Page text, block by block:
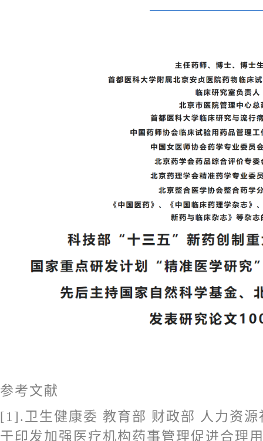
参考文献
[1].卫生健康委 教育部 财政部 人力资
于印发加强医疗机构药事管理促进合理